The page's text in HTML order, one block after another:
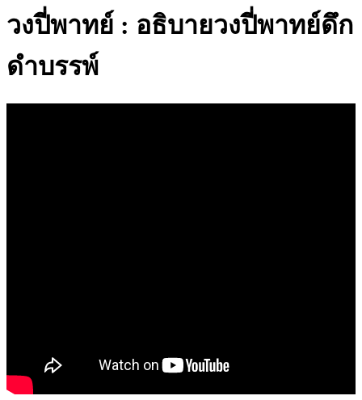
วงปี่พาทย์ : อธิบายวงปี่พาทย์ดึก
ดําบรรพ์